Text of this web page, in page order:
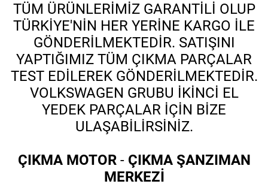
TÜM ÜRÜNLERİMİZ GARANTİLİ OLUP
TÜRKİYE'NİN HER YERİNE KARGO İLE
GÖNDERİLMEKTEDİR. SATIŞINI
YAPTIĞIMIZ TÜM ÇIKMA PARÇALAR
TEST EDİLEREK GÖNDERİLMEKTEDİR.
VOLKSWAGEN GRUBU İKİNCİ EL
YEDEK PARÇALAR İÇİN BİZE
ULAŞABİLİRSİNİZ.
ÇIKMA MOTOR- ÇIKMA ŞANZIMAN
MERKEZİ